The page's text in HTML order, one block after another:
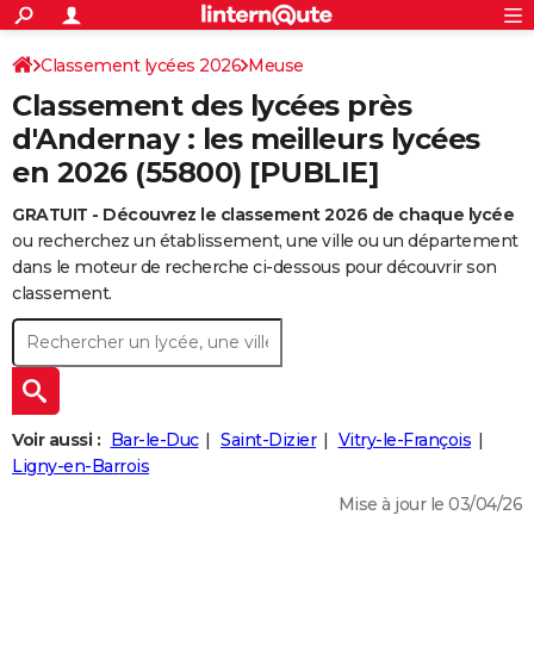
ACTUALITÉS
Politique
Société
Faits Divers
Education
Monde
Villes
+
SPORT
Coupe du monde 2026
Football
Tennis
Cyclisme
Rugby
Forum
CULTURE
Programme TV
TNT
Streaming
Cinéma
Sorties cinéma
Musique
+
FINANCE
Retraite
Impôts
Epargne
Immobilier
Risques naturels par ville
Banque
Assurance
Crédit
AUTO
Essais
Réserver un essai
Citadines
Berlines
SUV
Forum auto
+
HIGH-TECH
BRICOLAGE
Forum
Aménagement intérieur
Extérieur
Cuisine
Salle de bains
Jardinage
Rangement
+WEEK-END
Guides de France
Escapades
Patrimoine
Expositions
Musées
Week-end nature
+
LIFESTYLE
Art de vivre
Bien-être
Loisirs
Mode
Modes de vie
+SANTE
S'inscrire
Connexion
Classement lycées 2026 Meuse
Classement des lycées près
d'Andernay : les meilleurs lycées
en 2026 (55800) [PUBLIE]
GRATUIT - Découvrez le classement 2026 de chaque lycée
ou recherchez un établissement, une ville ou un département
dans le moteur de recherche ci-dessous pour découvrir son
classement.
Voir aussi : Bar-le-Duc Saint-Dizier
Vitry-le-François
Ligny-en-Barrois
Mise à jour le 03/04/26